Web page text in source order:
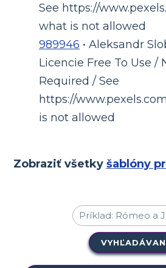
See https://
what is not allowed
989946 • Aleksandr
Licencie Free To Use /
Required / See
https://
is not allowed
Zobraziť všetky šablóny